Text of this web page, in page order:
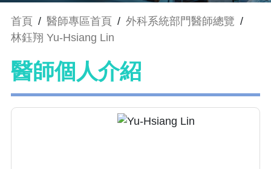
首頁 / 醫師專區首頁 / 外科系統部門醫師總覽 /
林鈺翔 Yu-Hsiang Lin
醫師個人介紹